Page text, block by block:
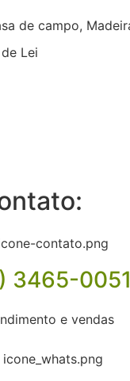
de campo,
Lei
3465-0051
e vendas